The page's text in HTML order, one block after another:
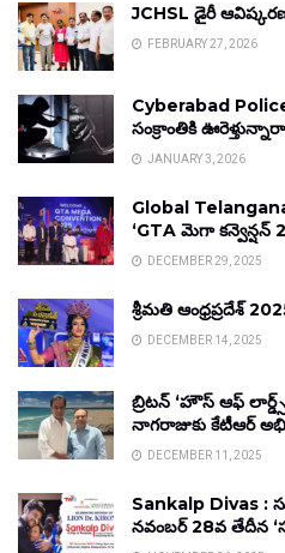
JCHSL డైరీ
FEBRUARY 27, 2026
Cyberabad
సంక్రాంతికి
JANUARY 3, 2026
Global
‘GTA మెగా కన్వెన్షన్
DECEMBER 29, 2025
శ్రీమతి ఆంధ్రప్రదేశ్
DECEMBER 14, 2025
బ్రిటన్ ‘హౌస్ ఆఫ్
నాగరాజుకు కేటీఆర్
DECEMBER 11, 2025
Sankalp Divas :
నవంబర్ 28వ తేదీన